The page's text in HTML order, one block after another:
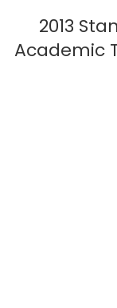
2013
Academic